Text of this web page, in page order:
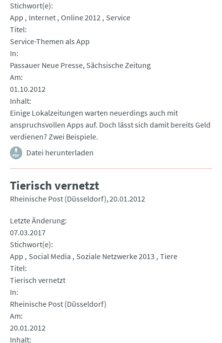
Stichwort(e)
App
Internet Online 2012 Service
Titel
Service-Themen als App
In
Passauer Neue Presse, Sächsische Zeitung
Am
01.10.2012
Inhalt
Einige Lokalzeitungen warten neuerdings auch mit
anspruchsvollen Apps auf. Doch lässt sich damit bereits Geld
verdienen? Zwei Beispiele.
Datei herunterladen
Tierisch vernetzt
Rheinische Post (Düsseldorf) 20.01.2012
Letzte Änderung
07.03.2017
Stichwort(e)
App
Social Media Soziale Netzwerke 2013 Tiere
Titel
Tierisch vernetzt
In
Rheinische Post (Düsseldorf)
Am
20.01.2012
Inhalt